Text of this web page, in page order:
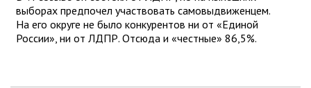
выборах предпочел участвовать самовыдвиженцем.
На его округе не было конкурентов ни от «Единой
России», ни от ЛДПР. Отсюда и «честные» 86,5%.